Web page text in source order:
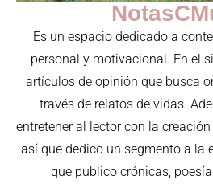
Es un espacio dedicado a
personal y motivacional. En el
artículos de opinión que busca
través de relatos de vidas.
entretener al lector con la
así que dedico un segmento a la
que publico crónicas,